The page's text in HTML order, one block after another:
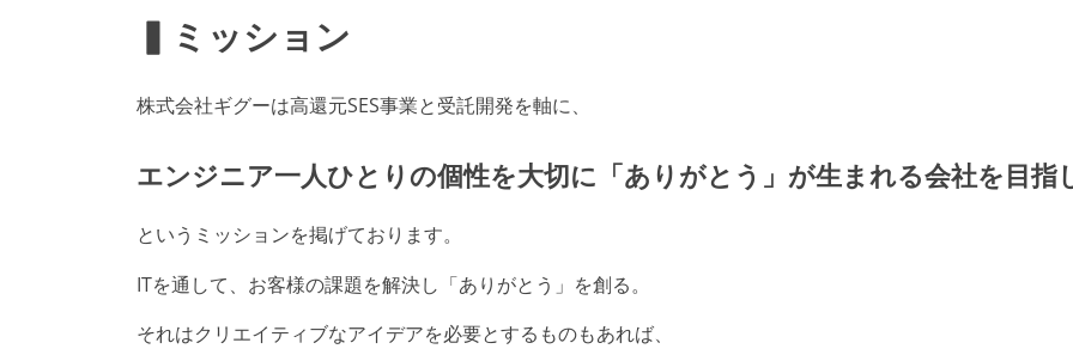
▍ミッション
株式会社ギグーは高還元SES事業と受託開発を軸に、
エンジニア一人ひとりの個性を大切に「ありがとう」が生まれる会社を目指
というミッションを掲げております。
ITを通して、お客様の課題を解決し「ありがとう」を創る。
それはクリエイティブなアイデアを必要とするものもあれば、